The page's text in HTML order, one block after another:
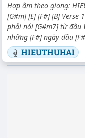
Hợp âm theo giọng:
[G#m] [E] [F#] [B] Verse
phải nói [G#m7] từ đâu
những [F#] ngày đầu
HIEUTHUHAI